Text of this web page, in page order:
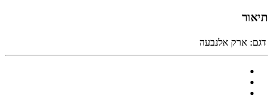
תיאור
דגם: ארק אלנבעה